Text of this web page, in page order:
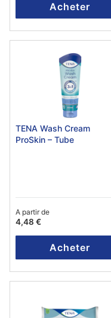
Acheter
TENA Wash Cream
ProSkin – Tube
A partir de
4,48 €
Acheter